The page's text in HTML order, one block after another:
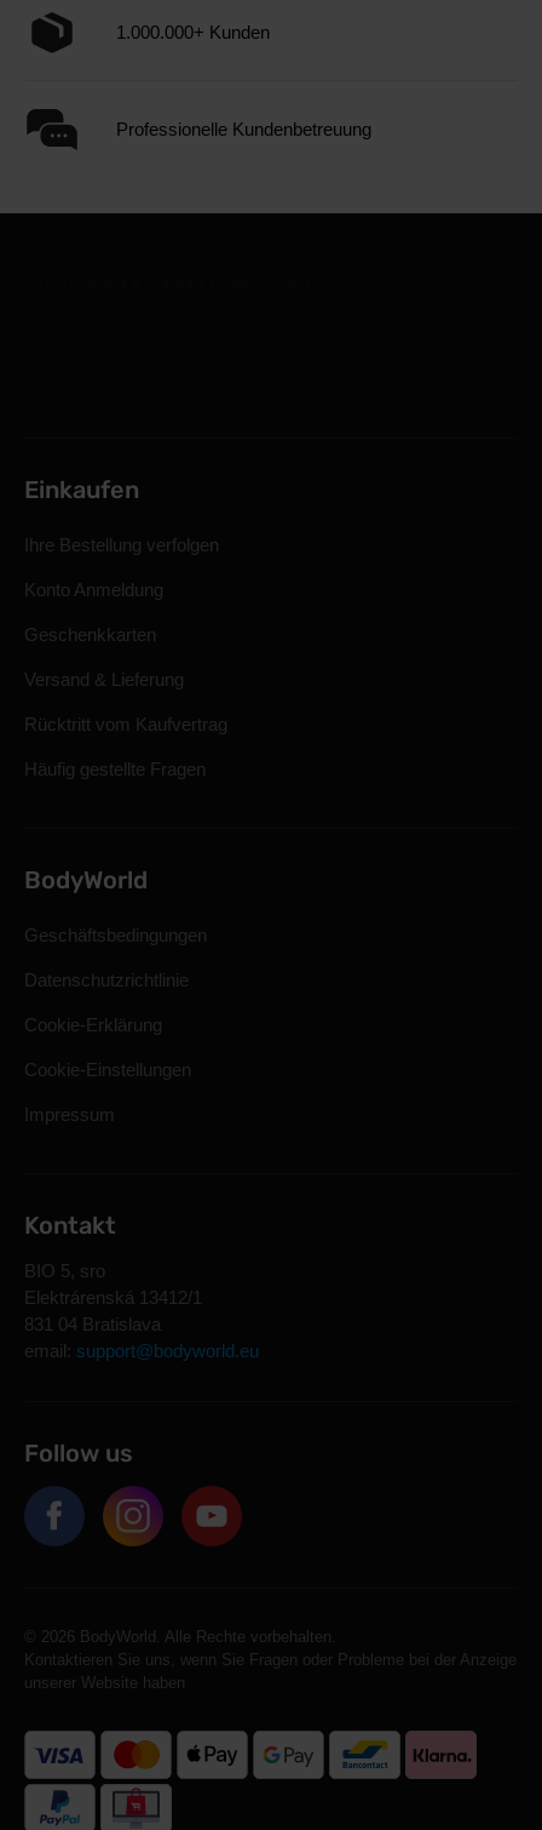
1.000.000+ Kunden
Professionelle Kundenbetreuung
Einkaufen
Ihre Bestellung verfolgen
Konto Anmeldung
Geschenkkarten
Versand & Lieferung
Rücktritt vom Kaufvertrag
Häufig gestellte Fragen
BodyWorld
Geschäftsbedingungen
Datenschutzrichtlinie
Cookie-Erklärung
Cookie-Einstellungen
Impressum
Kontakt
BIO 5, sro
Elektrárenská 13412/1
831 04 Bratislava
email: support@bodyworld.eu
Follow us
© 2026 BodyWorld. Alle Rechte vorbehalten.
Kontaktieren Sie uns, wenn Sie Fragen oder Probleme bei der Anzeige
unserer Website haben